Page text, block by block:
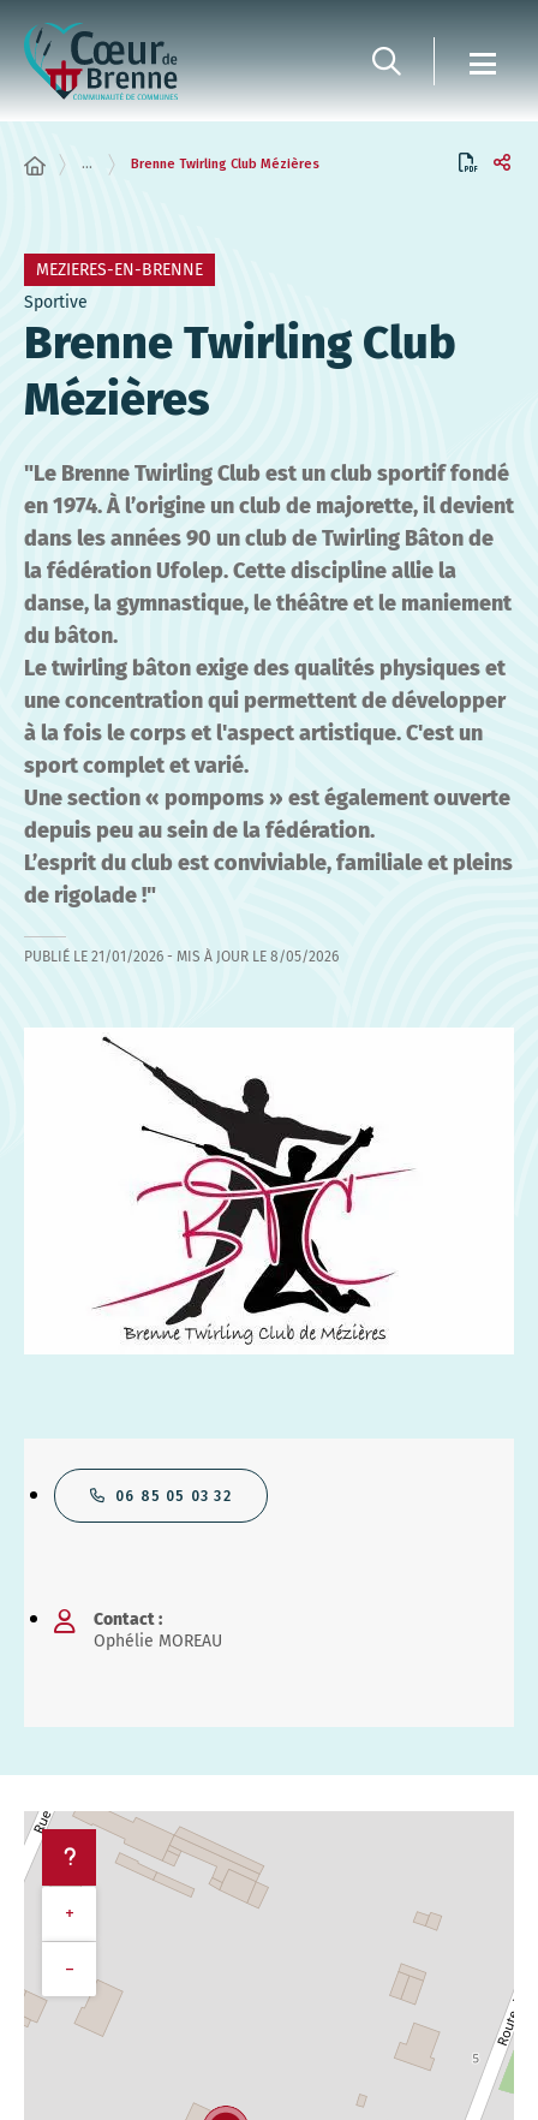
... Brenne Twirling Club Mézières
MEZIERES-EN-BRENNE
Sportive
Brenne Twirling Club
Mézières
"Le Brenne Twirling Club est un club sportif fondé
en 1974. À l’origine un club de majorette, il devient
dans les années 90 un club de Twirling Bâton de
la fédération Ufolep. Cette discipline allie la
danse, la gymnastique, le théâtre et le maniement
du bâton.
Le twirling bâton exige des qualités physiques et
une concentration qui permettent de développer
à la fois le corps et l'aspect artistique. C'est un
sport complet et varié.
Une section « pompoms » est également ouverte
depuis peu au sein de la fédération.
L’esprit du club est conviviable, familiale et pleins
de rigolade !"
PUBLIÉ LE 21/01/2026 - MIS À JOUR LE 8/05/2026
06 85 05 03 32
Contact :
Ophélie MOREAU
+
−